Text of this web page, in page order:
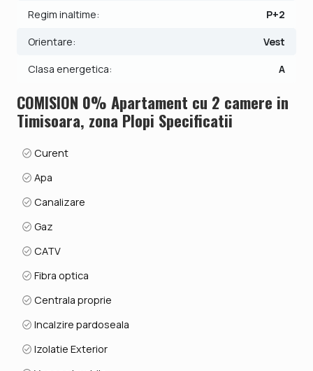
Regim inaltime: P+2
Orientare: Vest
Clasa energetica: A
COMISION 0% Apartament cu 2 camere in
Timisoara, zona Plopi Specificatii
Curent
Apa
Canalizare
Gaz
CATV
Fibra optica
Centrala proprie
Incalzire pardoseala
Izolatie Exterior